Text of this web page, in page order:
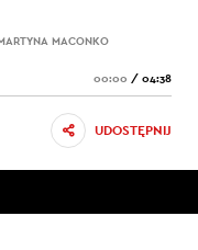
MACONKO
00:00 / 04:38
UDOSTĘPNIJ